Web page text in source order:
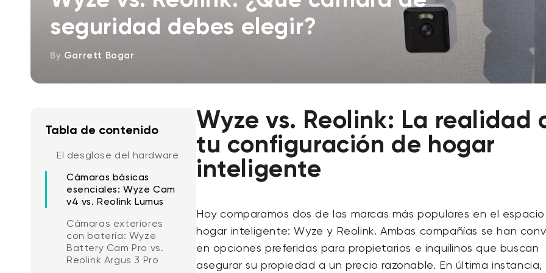
seguridad debes elegir?
By Garrett Bogar
Tabla de contenido
El desglose del hardware
Cámaras básicas
esenciales: Wyze Cam
v4 vs. Reolink Lumus
Cámaras exteriores
con batería: Wyze
Battery Cam Pro vs.
Reolink Argus 3 Pro
Wyze vs. Reolink: La realidad
tu configuración de hogar
inteligente
Hoy comparamos dos de las marcas más populares en el
hogar inteligente: Wyze y Reolink. Ambas compañías se han
en opciones preferidas para propietarios e inquilinos que buscan
asegurar su propiedad a un precio razonable. En última instancia,
Cámara Wyze v4
Add to cart
More options